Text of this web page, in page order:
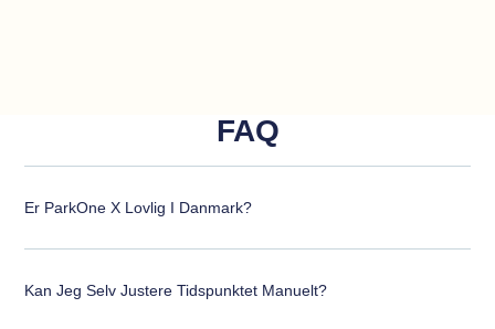
FAQ
Er ParkOne X Lovlig I Danmark?
Kan Jeg Selv Justere Tidspunktet Manuelt?